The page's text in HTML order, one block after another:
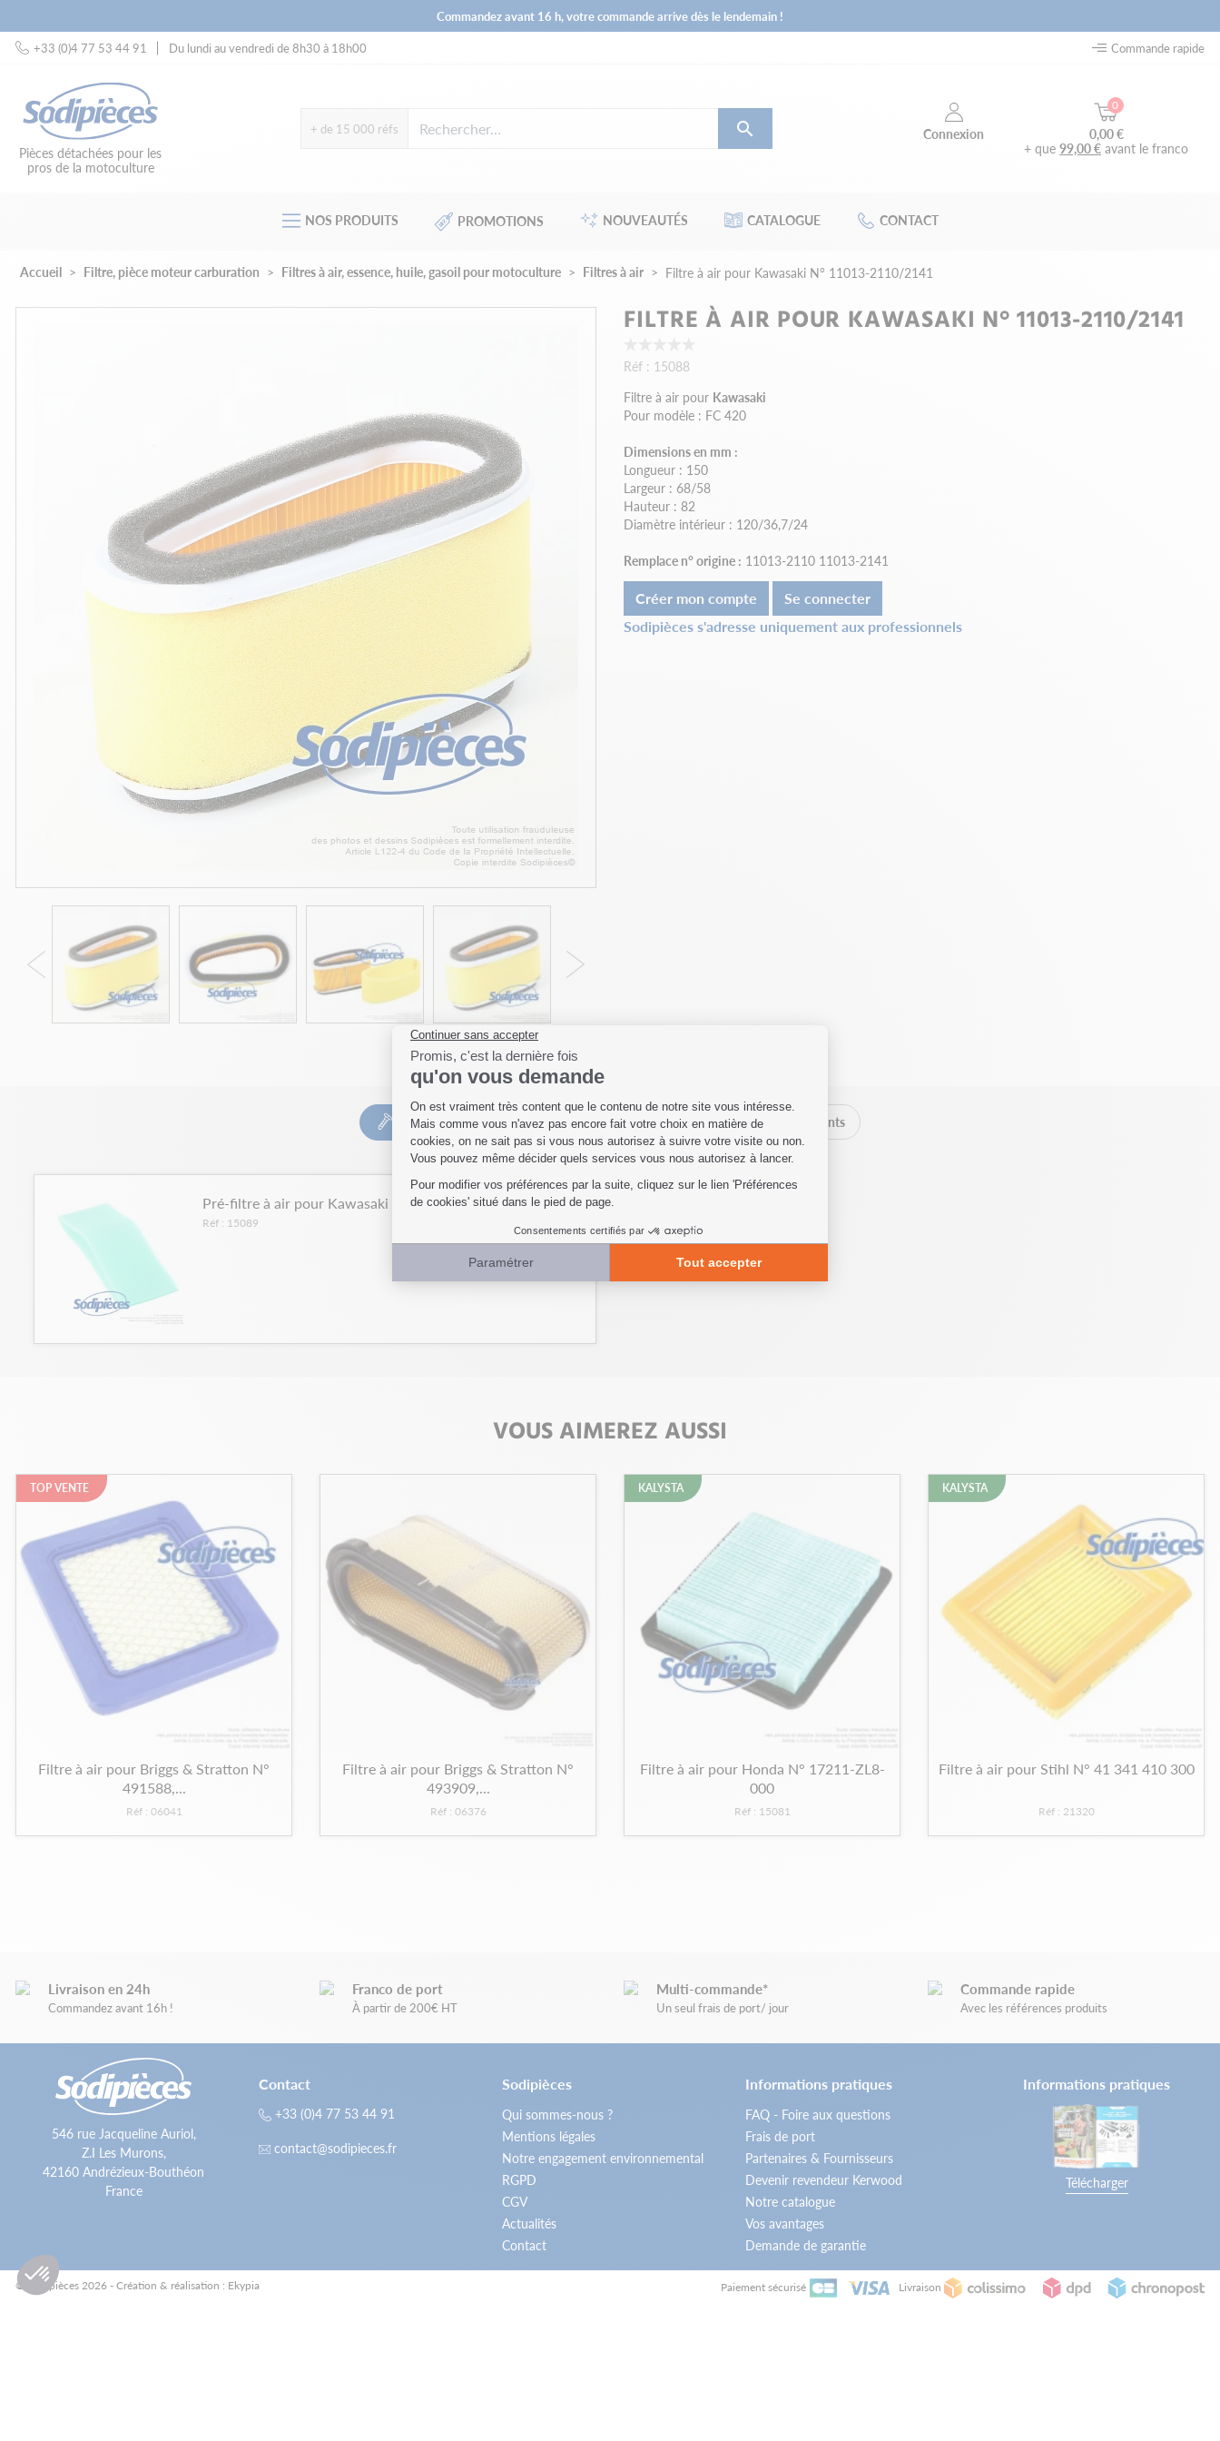
Commandez avant 16 h, votre commande arrive dès le lendemain !
+33 (0)4 77 53 44 91
Du lundi au vendredi de 8h30 à 18h00 Commande rapide
Pièces détachées pour les
pros de la motoculture
+ de 15 000 réfs  Connexion
0
0,00 €
+ que99,00 € avant le franco
NOS PRODUITS PROMOTIONS NOUVEAUTÉS CATALOGUE CONTACT
Accueil Filtre, pièce moteur carburation Filtres à air, essence, huile, gasoil pour motoculture Filtres à air Filtre à air pour Kawasaki N° 11013-2110/2141
FILTRE À AIR POUR KAWASAKI N° 11013-2110/2141
Réf : 15088
Filtre à air pour Kawasaki
Pour modèle : FC 420
Dimensions en mm :
Longueur : 150
Largeur : 68/58
Hauteur : 82
Diamètre intérieur : 120/36,7/24
Remplace n° origine : 11013-2110 11013-2141
Créer mon compte
Se connecter
Sodipièces s'adresse uniquement aux professionnels
Accessoires Fiche technique Livraison Avis clients
Pré-filtre à air pour Kawasaki N° 11013-2109/2120
Réf : 15089
VOUS AIMEREZ AUSSI
Filtre à air pour Briggs & Stratton N°
491588,...
Réf : 06041
TOP VENTE
Filtre à air pour Briggs & Stratton N°
493909,...
Réf : 06376
Filtre à air pour Honda N° 17211-ZL8-
000
Réf : 15081
KALYSTA
Filtre à air pour Stihl N° 41 341 410 300
Réf : 21320
KALYSTA
Livraison en 24h
Commandez avant 16h !
Franco de port
À partir de 200€ HT
Multi-commande*
Un seul frais de port/ jour
Commande rapide
Avec les références produits
546 rue Jacqueline Auriol,
Z.I Les Murons,
42160 Andrézieux-Bouthéon
France
Contact
+33 (0)4 77 53 44 91
contact@sodipieces.fr
Sodipièces
Qui sommes-nous ?
Mentions légales
Notre engagement environnemental
RGPD
CGV
Actualités
Contact
Informations pratiques
FAQ - Foire aux questions
Frais de port
Partenaires & Fournisseurs
Devenir revendeur Kerwood
Notre catalogue
Vos avantages
Demande de garantie
Informations pratiques
Télécharger
© Sodipièces 2026 - Création & réalisation : Ekypia Paiement sécurisé Livraison